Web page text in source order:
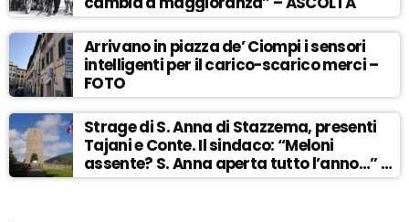
Arrivano in piazza de’ Ciompi i sensori
intelligenti per il carico-scarico merci –
FOTO
Strage di S. Anna di Stazzema, presenti
Tajani e Conte. Il sindaco: “Meloni
assente? S. Anna aperta tutto l’anno…” –
ASCOLTA